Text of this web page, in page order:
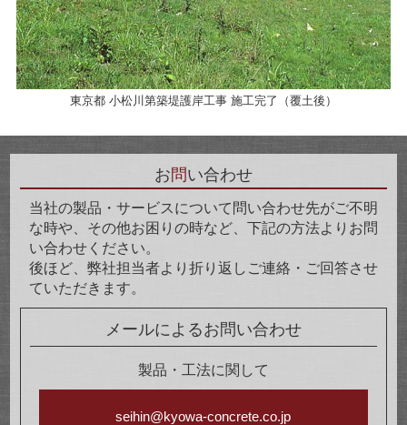
東京都 小松川第築堤護岸工事 施工完了（覆土後）
お問い合わせ
当社の製品・サービスについて問い合わせ先がご不明
な時や、その他お困りの時など、下記の方法よりお問
い合わせください。
後ほど、弊社担当者より折り返しご連絡・ご回答させ
ていただきます。
メールによるお問い合わせ
製品・工法に関して
seihin@kyowa-concrete.co.jp